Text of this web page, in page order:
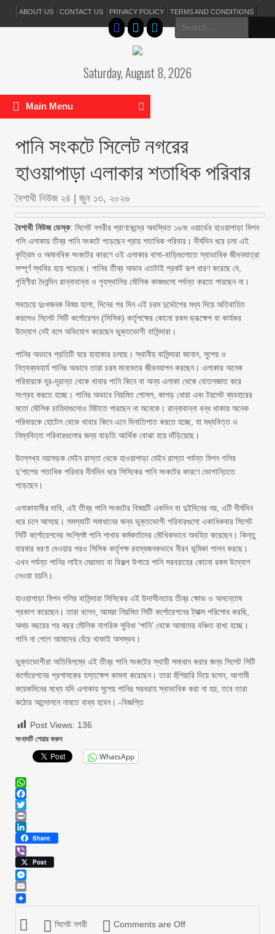
ABOUT US CONTACT US PRIVACY POLICY TERMS AND CONDITIONS
Search
for:
Saturday, August 8, 2026
Main Menu
পানি সংকটে সিলেট নগরের
হাওয়াপাড়া এলাকার শতাধিক পরিবার
বৈশাখী নিউজ ২৪ | জুন ১৩, ২০২৬
বৈশাখী নিউজ ডেস্ক: সিলেট নগরীর প্রাণকেন্দ্রে অবস্থিত ১৬নং ওয়ার্ডের হাওয়াপাড়া মিশন
গলি এলাকায় তীব্র পানি সংকটে পড়েছেন প্রায় শতাধিক পরিবার। দীর্ঘদিন ধরে চলা এই
কৃত্রিম ও অমানবিক সংকটের কারণে ওই এলাকার বাসা-বাড়িগুলোতে স্বাভাবিক জীবনযাত্রা
সম্পূর্ণ স্থবির হয়ে পড়েছে। পানির তীব্র অভাব এতটাই প্রকট রূপ ধারণ করেছে যে,
গৃহিণীরা দৈনন্দিন রান্নাবান্না ও গৃহস্থালির মৌলিক কাজগুলো পর্যন্ত করতে পারছেন না।
সবচেয়ে দুঃখজনক বিষয় হলো, দিনের পর দিন এই চরম দুর্ভোগের মধ্য দিয়ে অতিবাহিত
করলেও সিলেট সিটি কর্পোরেশন (সিসিক) কর্তৃপক্ষের কোনো রকম ভ্রূক্ষেপ বা কার্যকর
উদ্যোগ নেই বলে অভিযোগ করেছেন ভুক্তভোগী বাসিন্দারা।
পানির অভাবে প্রতিটি ঘরে হাহাকার চলছে। স্থানীয় বাসিন্দারা জানান, সুপেয় ও
নিত্যব্যবহার্য পানির অভাবে তারা চরম মানবেতর জীবনযাপন করছেন। এলাকার অনেক
পরিবারকে দূর-দূরান্ত থেকে খাবার পানি কিনে বা অন্য এলাকা থেকে বোতলজাত করে
সংগ্রহ করতে হচ্ছে। পানির অভাবে নিয়মিত গোসল, কাপড় ধোয়া এবং টয়লেট ব্যবহারের
মতো মৌলিক চাহিদাগুলোও মিটাতে পারছেন না অনেকে। রান্নাবান্না বন্ধ থাকায় অনেক
পরিবারকে হোটেল থেকে খাবার কিনে এনে দিনাতিপাত করতে হচ্ছে, যা মধ্যবিত্ত ও
নিম্নবিত্ত পরিবারগুলোর জন্য বাড়তি আর্থিক বোঝা হয়ে দাঁড়িয়েছে।
উল্লেখ্য নয়াসড়ক মেইন রাস্তা থেকে হাওয়াপাড়া মেইন রাস্তা পর্যন্ত মিশন গলির
দু’পাশের শতাধিক পরিবার দীর্ঘদিন ধরে সিসিকের পানি সংকটের কারণে ভোগান্তিতে
পড়েছেন।
এলাকাবাসীর দাবি, এই তীব্র পানি সংকটের বিষয়টি একদিন বা দুইদিনের নয়, এটি দীর্ঘদিন
ধরে চলে আসছে। সমস্যাটি সমাধানের জন্য ভুক্তভোগী পরিবারগুলো একাধিকবার সিলেট
সিটি কর্পোরেশনের সংশ্লিষ্ট পানি শাখার কর্মকর্তাদের মৌখিকভাবে অবহিত করেছেন। কিন্তু
বারবার ধরণা দেওয়ার পরও সিসিক কর্তৃপক্ষ রহস্যজনকভাবে নীরব ভূমিকা পালন করছে।
এখন পর্যন্ত পানির লাইন মেরামত বা বিকল্প উপায়ে পানি সরবরাহের কোনো রকম উদ্যোগ
নেওয়া হয়নি।
হাওয়াপাড়া মিশন গলির বাসিন্দারা সিসিকের এই উদাসীনতায় তীব্র ক্ষোভ ও অসন্তোষ
প্রকাশ করেছেন। তারা বলেন, আমরা নিয়মিত সিটি কর্পোরেশনের ট্যাক্স পরিশোধ করছি,
অথচ বছরের পর বছর মৌলিক নাগরিক সুবিধা ‘পানি’ থেকে আমাদের বঞ্চিত রাখা হচ্ছে।
পানি না পেলে আমাদের বেঁচে থাকাই অসম্ভব।
ভুক্তভোগীরা অতিবিলম্বে এই তীব্র পানি সংকটের স্থায়ী সমাধান করার জন্য সিলেট সিটি
কর্পোরেশনের প্রশাসকের হস্তক্ষেপ কামনা করেছেন। তারা হুঁশিয়ারি দিয়ে বলেন, আগামী
কয়েকদিনের মধ্যে যদি এলাকায় সুপেয় পানির সরবরাহ স্বাভাবিক করা না হয়, তবে তারা
কঠোর আন্দোলনে নামতে বাধ্য হবেন। -বিজ্ঞপ্তি
Post Views: 136
সংবাদটি শেয়ার করুন
WhatsApp
WhatsApp
Facebook
Twitter
Print
LinkedIn
Share
ViberPost
Messenger
Email
সিলেট নগরী Comments are Off